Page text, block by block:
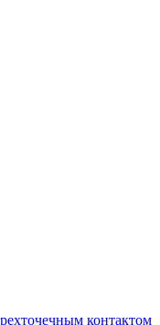
контактом